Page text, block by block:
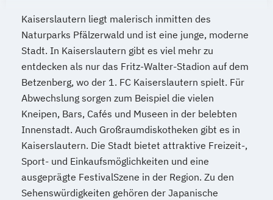
Kaiserslautern liegt malerisch inmitten des
Naturparks Pfälzerwald und ist eine junge, moderne
Stadt. In Kaiserslautern gibt es viel mehr zu
entdecken als nur das Fritz-Walter-Stadion auf dem
Betzenberg, wo der 1. FC Kaiserslautern spielt. Für
Abwechslung sorgen zum Beispiel die vielen
Kneipen, Bars, Cafés und Museen in der belebten
Innenstadt. Auch Großraumdiskotheken gibt es in
Kaiserslautern. Die Stadt bietet attraktive Freizeit-,
Sport- und Einkaufsmöglichkeiten und eine
ausgeprägte FestivalSzene in der Region. Zu den
Sehenswürdigkeiten gehören der Japanische